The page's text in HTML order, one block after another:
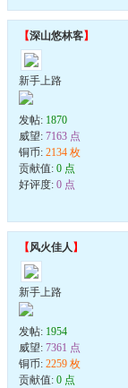
【深山悠林客】
新手上路
发帖: 1870
威望: 7163 点
铜币: 2134 枚
贡献值: 0 点
好评度: 0 点
【风火佳人 】
新手上路
发帖: 1954
威望: 7361 点
铜币: 2259 枚
贡献值: 0 点